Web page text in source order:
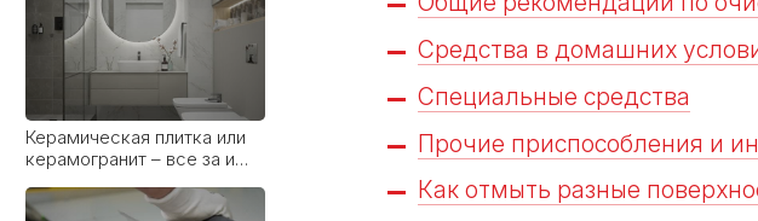
Средства в домашних
Специальные средства
Прочие приспособления и
Как отмыть разные
Керамическая плитка или
керамогранит – все за и